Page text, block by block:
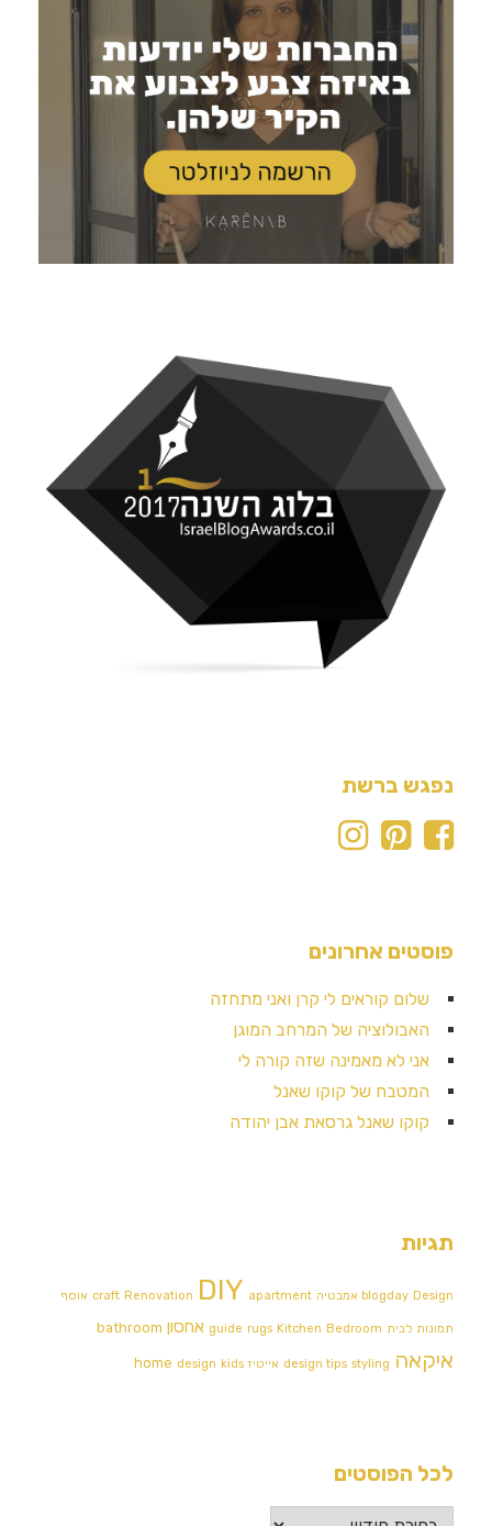
נפגש ברשת
פוסטים אחרונים
שלום קוראים לי קרן ואני מתחזה
האבולוציה של המרחב המוגן
אני לא מאמינה שזה קורה לי
המטבח של קוקו שאנל
קוקו שאנל גרסאת אבן יהודה
תגיות
blogday Design אמבטיה craft Renovation DIY apartment אוסף
תמונות לבית guide rugs Kitchen Bedroom אחסון bathroom
איקאה design tips styling אייטיז home design kids
לכל הפוסטים
לכל